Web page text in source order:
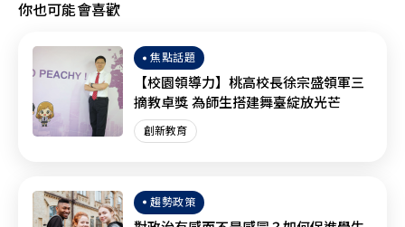
你也可能會喜歡
焦點話題
【校園領導力】桃高校長徐宗盛領軍三
摘教卓獎 為師生搭建舞臺綻放光芒
創新教育
趨勢政策